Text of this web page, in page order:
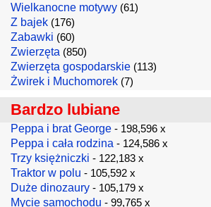
Wielkanocne motywy (61)
Z bajek (176)
Zabawki (60)
Zwierzęta (850)
Zwierzęta gospodarskie (113)
Żwirek i Muchomorek (7)
Bardzo lubiane
Peppa i brat George - 198,596 x
Peppa i cała rodzina - 124,586 x
Trzy księżniczki - 122,183 x
Traktor w polu - 105,592 x
Duże dinozaury - 105,179 x
Mycie samochodu - 99,765 x